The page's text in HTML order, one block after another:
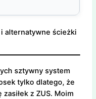
alternatywne ścieżki
sztywny system
tylko dlatego, że
z ZUS. Moim